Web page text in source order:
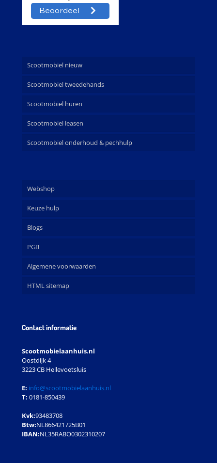
Scootmobiel nieuw
Scootmobiel tweedehands
Scootmobiel huren
Scootmobiel leasen
Scootmobiel onderhoud & pechhulp
Webshop
Keuze hulp
Blogs
PGB
Algemene voorwaarden
HTML sitemap
Contact informatie
Scootmobielaanhuis.nl
Oostdijk 4
3223 CB Hellevoetsluis
E: info@scootmobielaanhuis.nl
T: 0181-850439
Kvk:93483708
Btw:NL866421725B01
IBAN:NL35RABO0302310207